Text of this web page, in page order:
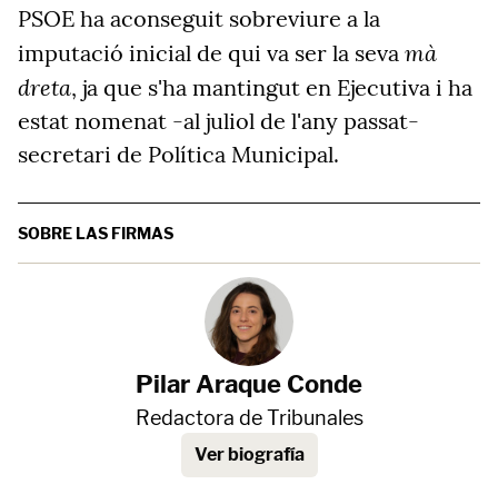
PSOE ha aconseguit sobreviure a la
imputació inicial de qui va ser la seva mà
dreta, ja que s'ha mantingut en Ejecutiva i ha
estat nomenat -al juliol de l'any passat-
secretari de Política Municipal.
SOBRE LAS FIRMAS
Pilar Araque Conde
Redactora de Tribunales
Ver biografía